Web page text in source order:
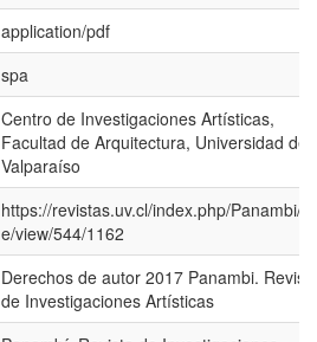
application/pdf
spa
Centro de Investigaciones Artísticas,
Facultad de Arquitectura, Universidad de
Valparaíso
https://revistas.uv.cl/index.php/Panambi/
e/view/544/1162
Derechos de autor 2017 Panambi.
de Investigaciones Artísticas